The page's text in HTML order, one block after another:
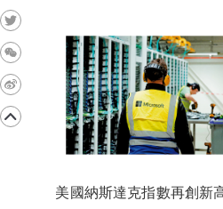
美國納斯達克指數再創新高